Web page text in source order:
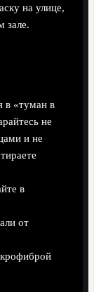
на улице,
зале.
в «туман в
не
и не
в
от